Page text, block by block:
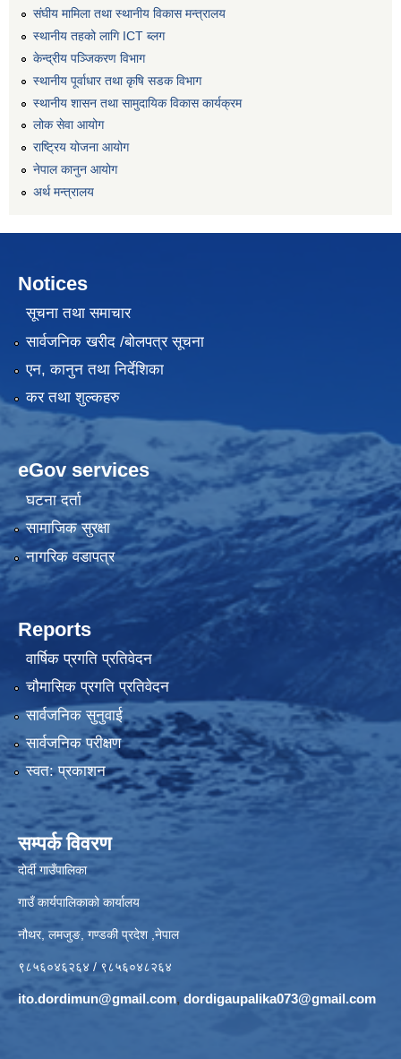
संघीय मामिला तथा स्थानीय विकास मन्त्रालय
स्थानीय तहको लागि ICT ब्लग
केन्द्रीय पञ्जिकरण विभाग
स्थानीय पूर्वाधार तथा कृषि सडक विभाग
स्थानीय शासन तथा सामुदायिक विकास कार्यक्रम
लोक सेवा आयोग
राष्ट्रिय योजना आयोग
नेपाल कानुन आयोग
अर्थ मन्त्रालय
Notices
सूचना तथा समाचार
सार्वजनिक खरीद /बोलपत्र सूचना
एन, कानुन तथा निर्देशिका
कर तथा शुल्कहरु
eGov services
घटना दर्ता
सामाजिक सुरक्षा
नागरिक वडापत्र
Reports
वार्षिक प्रगति प्रतिवेदन
चौमासिक प्रगति प्रतिवेदन
सार्वजनिक सुनुवाई
सार्वजनिक परीक्षण
स्वत: प्रकाशन
सम्पर्क विवरण
दोर्दी गाउँपालिका
गाउँ कार्यपालिकाको कार्यालय
नौथर, लमजुङ, गण्डकी प्रदेश ,नेपाल
९८५६०४६२६४ / ९८५६०४८२६४
ito.dordimun@gmail.com, dordigaupalika073@gmail.com